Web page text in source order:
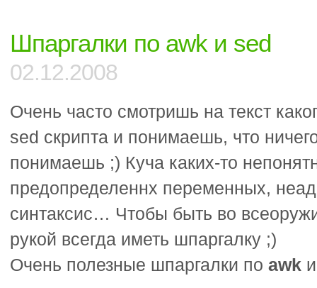
Шпаргалки по awk и sed
02.12.2008
Очень часто смотришь на текст
sed скрипта и понимаешь, что
понимаешь ;) Куча каких-то
предопределеннх переменных,
синтаксис… Чтобы быть во
рукой всегда иметь шпаргалку ;)
Очень полезные шпаргалки поawk